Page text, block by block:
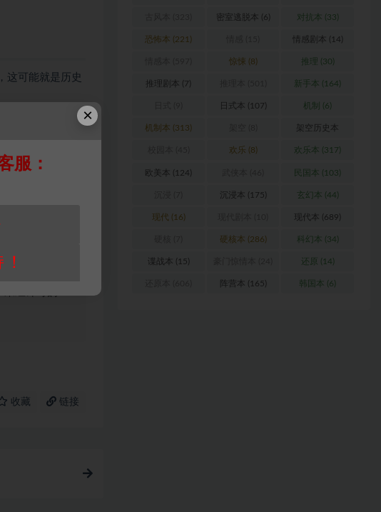
这可能就是历史
←
人访问、浏
关证实资料
成本及网站
经许可的
收藏 链接
密室逃脱本 (6) 对抗本 (33)
恐怖本 (221) 情感剧本 (14)
惊悚 (8) 推理 (30)
推理剧本 (7) 新手本 (164)
日式本 (107) 机制 (6)
机制本 (313) 架空历史本
(102)
欢乐 (8) 欢乐本 (317)
欧美本 (124) 民国本 (103)
沉浸本 (175) 玄幻本 (44)
现代 (16) 现代本 (689)
硬核本 (286) 科幻本 (34)
谍战本 (15) 还原 (14)
阵营本 (165) 韩国本 (6)
×
服：